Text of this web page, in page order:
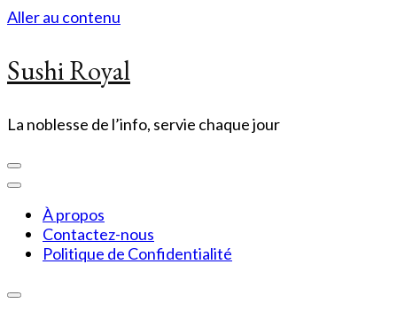
Aller au contenu
Sushi Royal
La noblesse de l’info, servie chaque jour
À propos
Contactez-nous
Politique de Confidentialité